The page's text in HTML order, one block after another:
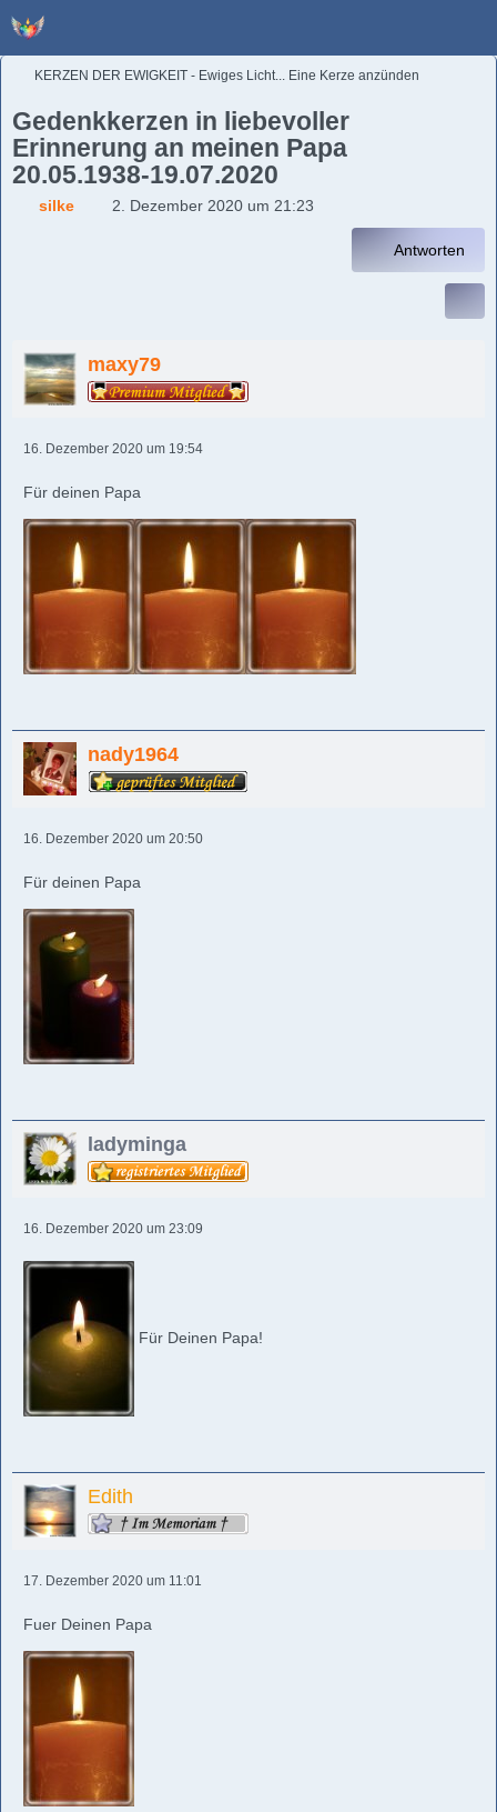
KERZEN DER EWIGKEIT - Ewiges Licht... Eine Kerze anzünden
Gedenkkerzen in liebevoller
Erinnerung an meinen Papa
20.05.1938-19.07.2020
silke 2. Dezember 2020 um 21:23
Antworten
maxy79
16. Dezember 2020 um 19:54
Für deinen Papa
nady1964
16. Dezember 2020 um 20:50
Für deinen Papa
ladyminga
16. Dezember 2020 um 23:09
Für Deinen Papa!
Edith
17. Dezember 2020 um 11:01
Fuer Deinen Papa